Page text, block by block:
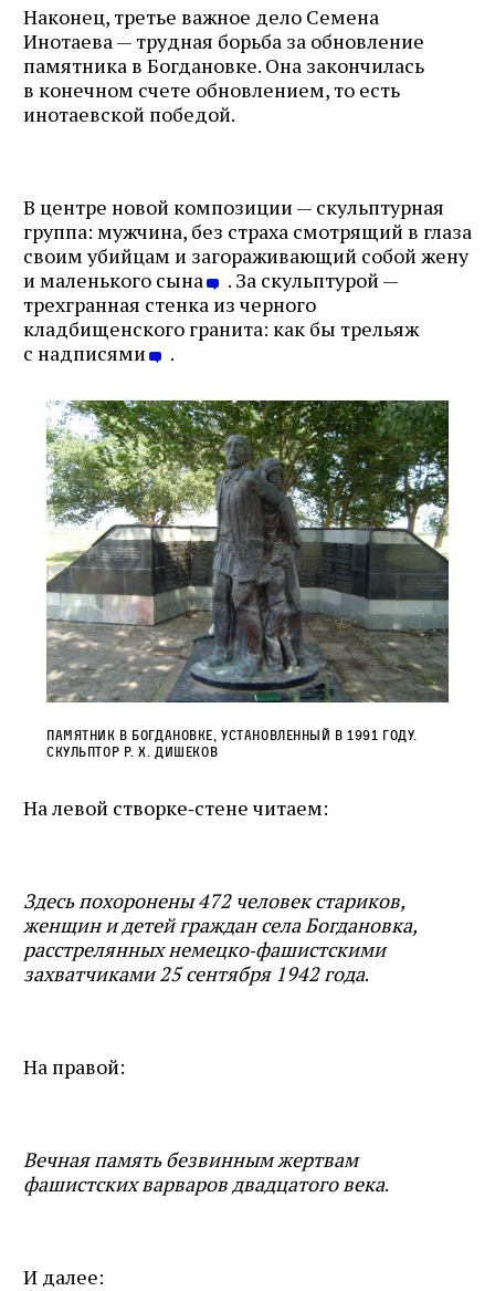
Наконец, третье важное дело Семена
Инотаева — трудная борьба за обновление
памятника в Богдановке. Она закончилась
в конечном счете обновлением, то есть
инотаевской победой.
В центре новой композиции — скульптурная
группа: мужчина, без страха смотрящий в глаза
своим убийцам и загораживающий собой жену
и маленького сына
. За скульптурой —
трехгранная стенка из черного
кладбищенского гранита: как бы трельяж
с надписями
.
Памятник в Богдановке, установленный в 1991 году.
Скульптор Р. Х. Дишеков
На левой створке‑стене читаем:
Здесь похоронены 472 человек стариков,
женщин и детей граждан села Богдановка,
расстрелянных немецко‑фашистскими
захватчиками 25 сентября 1942 года.
На правой:
Вечная память безвинным жертвам
фашистских варваров двадцатого века.
И далее: